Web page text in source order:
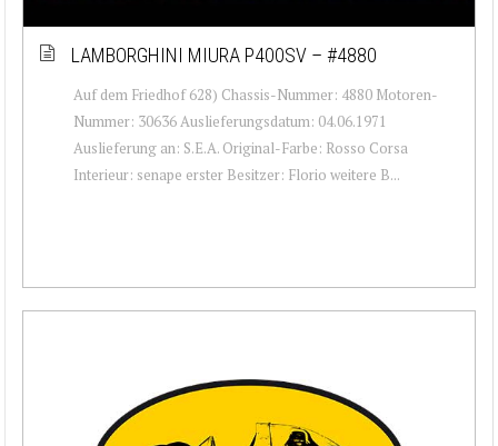
LAMBORGHINI MIURA P400SV – #4880
Auf dem Friedhof 628) Chassis-Nummer: 4880 Motoren-
Nummer: 30636 Auslieferungsdatum: 04.06.1971
Auslieferung an: S.E.A. Original-Farbe: Rosso Corsa
Interieur: senape erster Besitzer: Florio weitere B...